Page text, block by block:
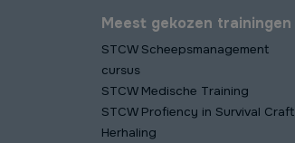
Meest gekozen trainingen
STCW Scheepsmanagement
cursus
STCW Medische Training
STCW Profiency in Survival Craft
Herhaling